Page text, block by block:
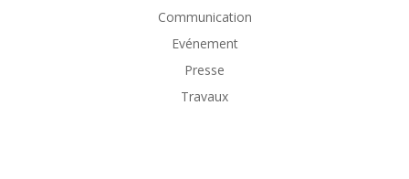
Communication
Evénement
Presse
Travaux